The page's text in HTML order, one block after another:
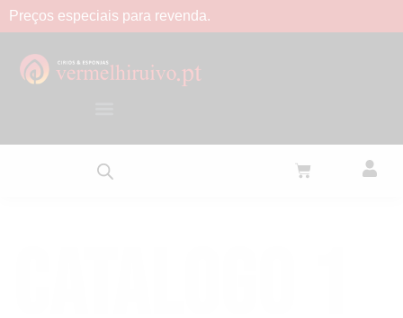
Preços especiais para revenda.